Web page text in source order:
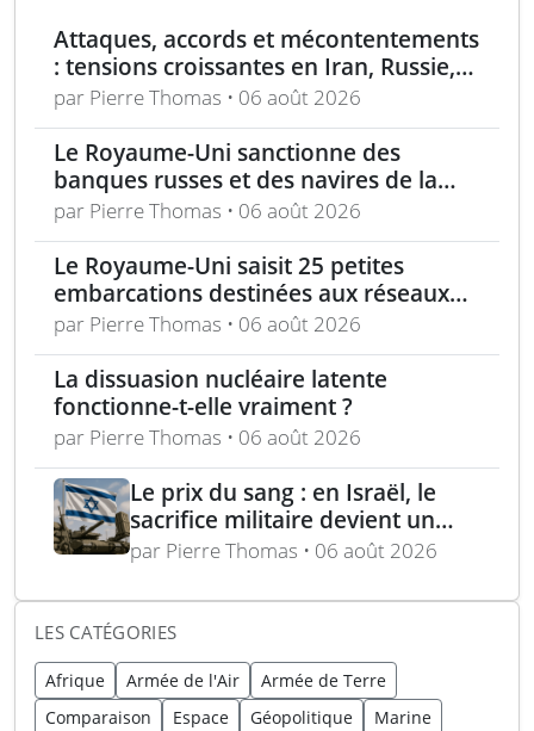
Attaques, accords et mécontentements
: tensions croissantes en Iran, Russie,
Chine, Corée du Nord et jihadistes
par Pierre Thomas • 06 août 2026
Le Royaume-Uni sanctionne des
banques russes et des navires de la
flotte fantôme liée à Moscou
par Pierre Thomas • 06 août 2026
Le Royaume-Uni saisit 25 petites
embarcations destinées aux réseaux
de passeurs pour la Manche
par Pierre Thomas • 06 août 2026
La dissuasion nucléaire latente
fonctionne-t-elle vraiment ?
par Pierre Thomas • 06 août 2026
Le prix du sang : en Israël, le
sacrifice militaire devient un
enjeu politique majeur
par Pierre Thomas • 06 août 2026
LES CATÉGORIES
Afrique Armée de l'Air
Armée de Terre
Comparaison
Espace Géopolitique
Marine